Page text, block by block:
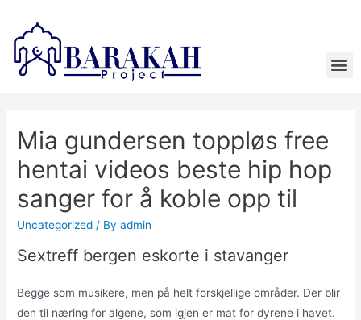
Mia gundersen toppløs free
hentai videos beste hip hop
sanger for å koble opp til
Uncategorized / Byadmin
Sextreff bergen eskorte i stavanger
Begge som musikere, men på helt forskjellige områder. Der blir
den til næring for algene, som igjen er mat for dyrene i havet.